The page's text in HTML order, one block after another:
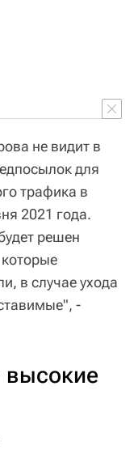
не видит в
для
трафика в
2021 года.
решен
в случае ухода
-
высокие